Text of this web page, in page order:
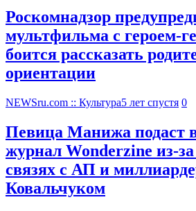
Роскомнадзор
мультфильма c героем-
боится рассказать
ориентации
NEWSru.com :: Культура5 лет спустя 0
Певица Манижа подаст
журнал Wonderzine из-
связях с АП и
Ковальчуком